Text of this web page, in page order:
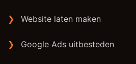
❯ Website laten maken
❯ Google Ads uitbesteden